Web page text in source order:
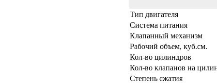
Тип двигателя
Система питания
Клапанный механизм
Рабочий объем, куб.см.
Кол-во цилиндров
Кол-во клапанов на
Степень сжатия